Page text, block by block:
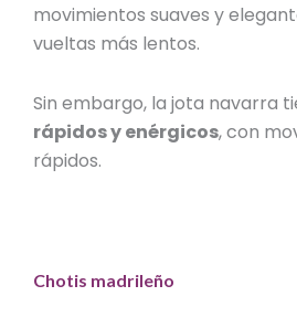
movimientos suaves y
vueltas más lentos.
Sin embargo, la jota navarra
rápidos y enérgicos, con
rápidos.
Chotis madrileño